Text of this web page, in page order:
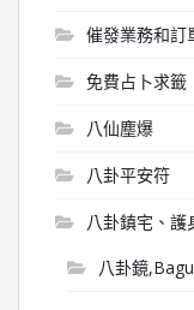
催發業務和訂
免費占卜求籤
八仙塵爆
八卦平安符
八卦鎮宅、護
八卦鏡